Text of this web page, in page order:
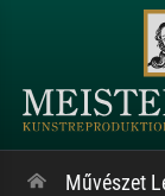
Művészet